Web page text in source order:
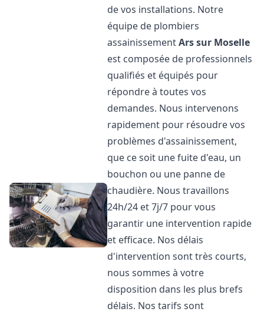
de vos installations. Notre
équipe de plombiers
assainissementArs sur Moselle
est composée de professionnels
qualifiés et équipés pour
répondre à toutes vos
demandes. Nous intervenons
rapidement pour résoudre vos
problèmes d'assainissement,
que ce soit une fuite d'eau, un
bouchon ou une panne de
chaudière. Nous travaillons
24h/24 et 7j/7 pour vous
garantir une intervention rapide
et efficace. Nos délais
d'intervention sont très courts,
nous sommes à votre
disposition dans les plus brefs
délais. Nos tarifs sont